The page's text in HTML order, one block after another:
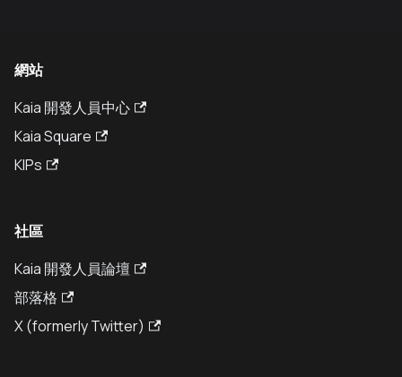
網站
Kaia 開發人員中心
Kaia Square
KIPs
社區
Kaia 開發人員論壇
部落格
X (formerly Twitter)